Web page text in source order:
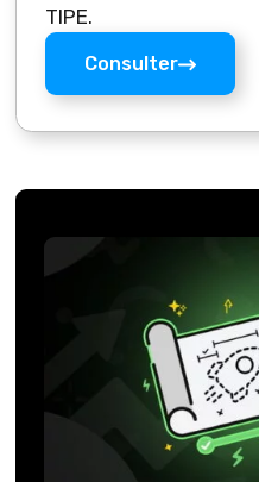
TIPE.
Consulter